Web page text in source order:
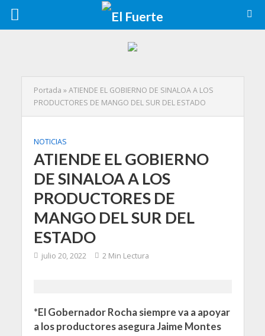
Portada »ATIENDE EL GOBIERNO DE SINALOA A LOS
PRODUCTORES DE MANGO DEL SUR DEL ESTADO
NOTICIAS
ATIENDE EL GOBIERNO
DE SINALOA A LOS
PRODUCTORES DE
MANGO DEL SUR DEL
ESTADO
julio 20, 2022 2 Min Lectura
*El Gobernador Rocha siempre va a apoyar
a los productores asegura Jaime Montes